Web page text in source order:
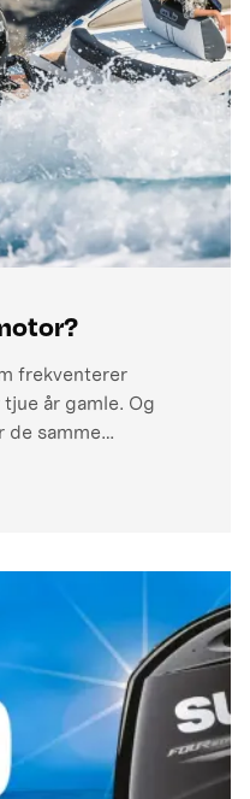
som er kjent som
Det er mange
som den
frekventerer
år gamle. Og
de samme